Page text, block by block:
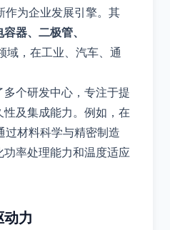
为企业发展引擎。其
器、二极管、
域，在工业、汽车、通
个研发中心，专注于提
及集成能力。例如，在
过材料科学与精密制造
率处理能力和温度适应
力